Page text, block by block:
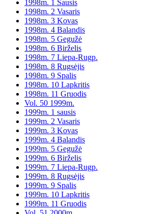
1998m. 1 Sausis
1998m. 2 Vasaris
1998m. 3 Kovas
1998m. 4 Balandis
1998m. 5 Gegužė
1998m. 6 Birželis
1998m. 7 Liepa-Rugp.
1998m. 8 Rugsėjis
1998m. 9 Spalis
1998m. 10 Lapkritis
1998m. 11 Gruodis
Vol. 50 1999m.
1999m. 1 sausis
1999m. 2 Vasaris
1999m. 3 Kovas
1999m. 4 Balandis
1999m. 5 Gegužė
1999m. 6 Birželis
1999m. 7 Liepa-Rugp.
1999m. 8 Rugsėjis
1999m. 9 Spalis
1999m. 10 Lapkritis
1999m. 11 Gruodis